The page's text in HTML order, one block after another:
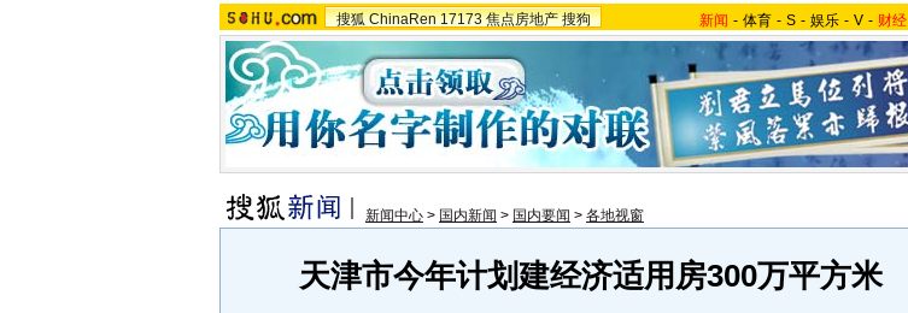
搜狐 ChinaRen 17173 焦点房地产 搜狗 新闻 - 体育 - S - 娱乐 - V - 财经
新闻中心 > 国内新闻 > 国内要闻 > 各地视窗
天津市今年计划建经济适用房300万平方米